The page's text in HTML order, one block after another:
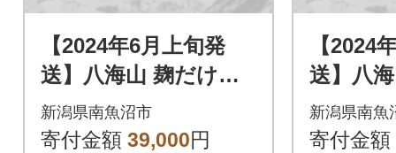
【2024年6月上旬発
送】八海山 麹だけで
つくったあまさけ(41
0g×20本)
新潟県南魚沼市
寄付金額 39,000円
【2024
送】八
つくっ
0g×20本
新潟県南魚
寄付金額